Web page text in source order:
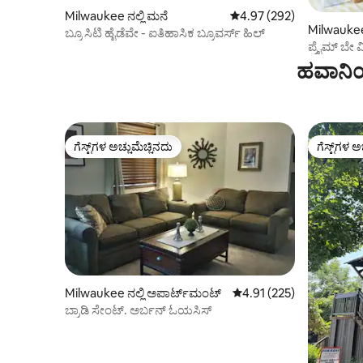
Milwaukee ನಲ್ಲಿ ಮನೆ 5 ರಲ್ಲಿ 4.97 ಸರಾಸರಿ
4.97 (292)
ಬ್ರೂ ಸಿಟಿ ಹೈಡೆವೇ - ಐತಿಹಾಸಿಕ ಬ್ರೂವರ್ಸ್ ಹಿಲ್
ಪ್ರೈಮ್ ಬೇ
ಗೆಸ್ಟ್‌ಗಳ ಅಚ್ಚುಮೆಚ್ಚಿನದು
ಗೆಸ್ಟ್‌ಗಳ ಅಚ್ಚುಮೆಚ್ಚಿನದು
Milwaukee ನಲ್ಲಿ ಅಪಾರ್ಟ್‌ಮಂಟ್ 5 ರಲ್ಲಿ 4.91 ಸರಾಸರಿ
4.91 (225)
ಬ್ರಾಡಿ ಸೇಂಟ್. ಅರ್ಬನ್ ಓಯಸಿಸ್
ಗೆಸ್ಟ್‌ಗಳ
ಗೆಸ್ಟ್‌ಗಳ